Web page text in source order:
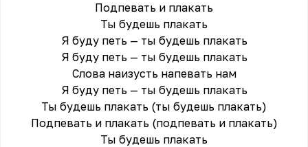
Подпевать и плакать
Ты будешь плакать
Я буду петь — ты будешь плакать
Я буду петь — ты будешь плакать
Слова наизусть напевать нам
Я буду петь — ты будешь плакать
Ты будешь плакать (ты будешь плакать)
Подпевать и плакать (подпевать и плакать)
Ты будешь плакать